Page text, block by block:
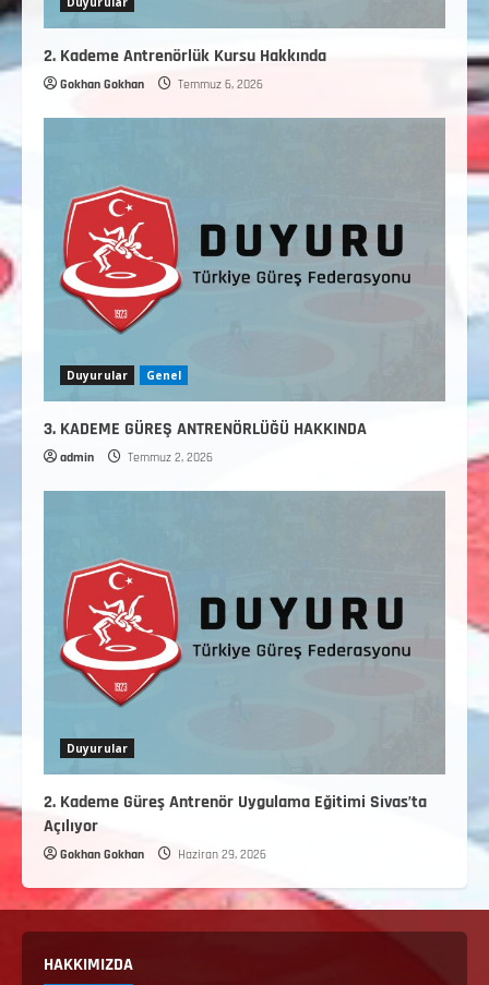
2. Kademe Antrenörlük Kursu Hakkında
Gokhan Gokhan Temmuz 6, 2026
Duyurular Genel
3. KADEME GÜREŞ ANTRENÖRLÜĞÜ HAKKINDA
admin Temmuz 2, 2026
Duyurular
2. Kademe Güreş Antrenör Uygulama Eğitimi Sivas’ta
Açılıyor
Gokhan Gokhan Haziran 29, 2026
HAKKIMIZDA